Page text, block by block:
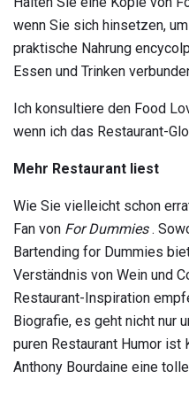
wenn Sie sich hinsetzen,
praktische Nahrung
Essen und Trinken
Ich konsultiere den Food
wenn ich das Restaurant-
Mehr Restaurant liest
Wie Sie vielleicht schon
Fan von For Dummies.
Bartending for Dummies
Verständnis von Wein und
Restaurant-Inspiration
Biografie, es geht nicht nur
puren Restaurant Humor ist
Anthony Bourdaine eine